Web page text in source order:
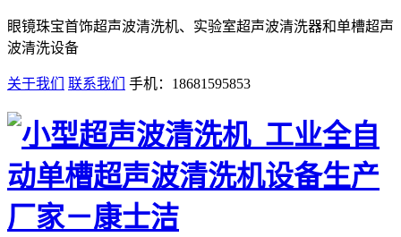
眼镜珠宝首饰超声波清洗机、实验室超声波清洗器和单槽超声
波清洗设备
关于我们 联系我们 手机：18681595853